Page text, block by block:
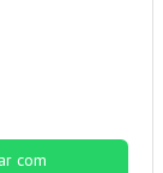
com